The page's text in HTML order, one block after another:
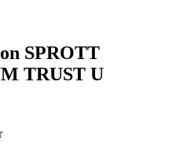
SPROTT
TRUST U